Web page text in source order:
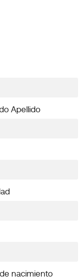
Apellido
nacimiento